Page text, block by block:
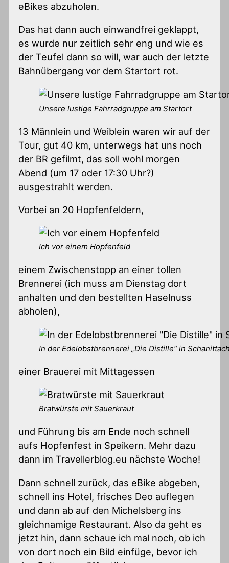
eBikes abzuholen.
Das hat dann auch einwandfrei geklappt,
es wurde nur zeitlich sehr eng und wie es
der Teufel dann so will, war auch der letzte
Bahnübergang vor dem Startort rot.
Unsere lustige Fahrradgruppe am Startort
13 Männlein und Weiblein waren wir auf der
Tour, gut 40 km, unterwegs hat uns noch
der BR gefilmt, das soll wohl morgen
Abend (um 17 oder 17:30 Uhr?)
ausgestrahlt werden.
Vorbei an 20 Hopfenfeldern,
Ich vor einem Hopfenfeld
einem Zwischenstopp an einer tollen
Brennerei (ich muss am Dienstag dort
anhalten und den bestellten Haselnuss
abholen),
In der Edelobstbrennerei „Die Distille“ in
einer Brauerei mit Mittagessen
Bratwürste mit Sauerkraut
und Führung bis am Ende noch schnell
aufs Hopfenfest in Speikern. Mehr dazu
dann im Travellerblog.eu nächste Woche!
Dann schnell zurück, das eBike abgeben,
schnell ins Hotel, frisches Deo auflegen
und dann ab auf den Michelsberg ins
gleichnamige Restaurant. Also da geht es
jetzt hin, dann schaue ich mal noch, ob ich
von dort noch ein Bild einfüge, bevor ich